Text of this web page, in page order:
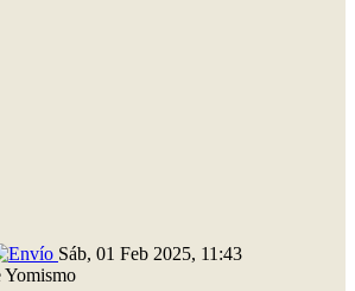
Sáb, 01 Feb 2025, 11:43
Yomismo